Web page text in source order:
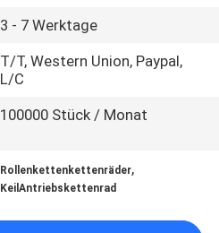
3 - 7 Werktage
T/T, Western Union, Paypal,
L/C
100000 Stück / Monat
Rollenkettenkettenräder,
KeilAntriebskettenrad